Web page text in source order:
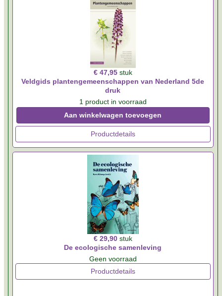
€ 47,95 stuk
Veldgids plantengemeenschappen van Nederland 5de
druk
1 product in voorraad
Aan winkelwagen toevoegen
Productdetails
€ 29,90 stuk
De ecologische samenleving
Geen voorraad
Productdetails